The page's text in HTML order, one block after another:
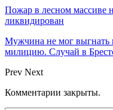
Пожар в лесном массиве
ликвидирован
Мужчина не мог выгнать
милицию. Случай в
Prev Next
Комментарии закрыты.